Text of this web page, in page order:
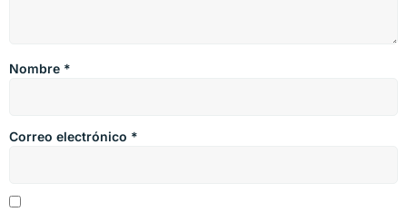
Nombre *
Correo electrónico *